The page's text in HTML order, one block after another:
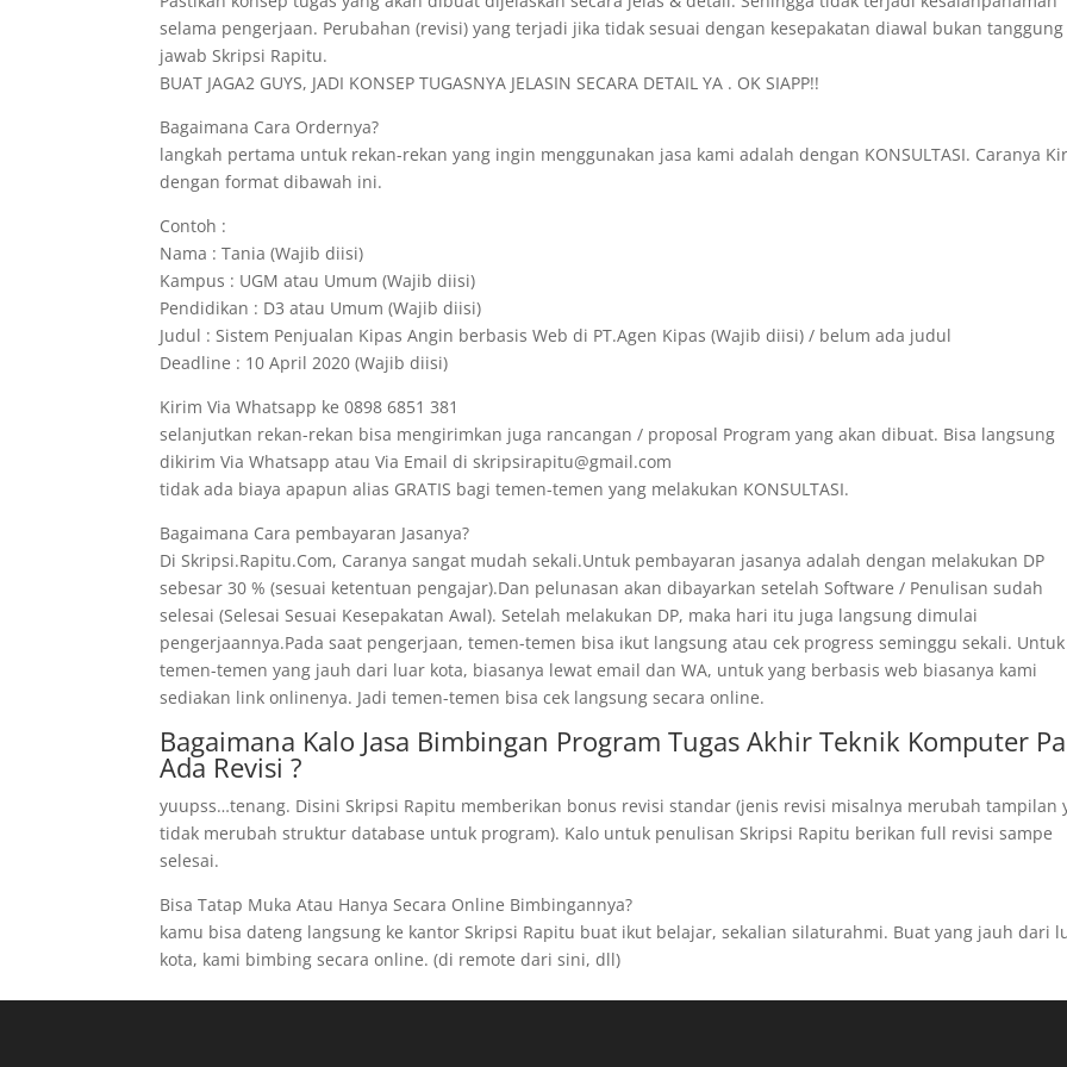
selama pengerjaan. Perubahan (revisi) yang terjadi jika tidak sesuai dengan kesepakatan diawal bukan tanggung
jawab Skripsi Rapitu.
BUAT JAGA2 GUYS, JADI KONSEP TUGASNYA JELASIN SECARA DETAIL YA . OK SIAPP!!
Bagaimana Cara Ordernya?
langkah pertama untuk rekan-rekan yang ingin menggunakan jasa kami adalah dengan KONSULTASI. Caranya
dengan format dibawah ini.
Contoh :
Nama : Tania (Wajib diisi)
Kampus : UGM atau Umum (Wajib diisi)
Pendidikan : D3 atau Umum (Wajib diisi)
Judul : Sistem Penjualan Kipas Angin berbasis Web di PT.Agen Kipas (Wajib diisi) / belum ada judul
Deadline : 10 April 2020 (Wajib diisi)
Kirim Via Whatsapp ke 0898 6851 381
selanjutkan rekan-rekan bisa mengirimkan juga rancangan / proposal Program yang akan dibuat. Bisa langsung
dikirim Via Whatsapp atau Via Email di skripsirapitu@gmail.com
tidak ada biaya apapun alias GRATIS bagi temen-temen yang melakukan KONSULTASI.
Bagaimana Cara pembayaran Jasanya?
Di Skripsi.Rapitu.Com, Caranya sangat mudah sekali.Untuk pembayaran jasanya adalah dengan melakukan DP
sebesar 30 % (sesuai ketentuan pengajar).Dan pelunasan akan dibayarkan setelah Software / Penulisan sudah
selesai (Selesai Sesuai Kesepakatan Awal). Setelah melakukan DP, maka hari itu juga langsung dimulai
pengerjaannya.Pada saat pengerjaan, temen-temen bisa ikut langsung atau cek progress seminggu sekali. Untuk
temen-temen yang jauh dari luar kota, biasanya lewat email dan WA, untuk yang berbasis web biasanya kami
sediakan link onlinenya. Jadi temen-temen bisa cek langsung secara online.
Bagaimana Kalo Jasa Bimbingan Program Tugas Akhir Teknik Komputer
Ada Revisi ?
yuupss…tenang. Disini Skripsi Rapitu memberikan bonus revisi standar (jenis revisi misalnya merubah tampilan
tidak merubah struktur database untuk program). Kalo untuk penulisan Skripsi Rapitu berikan full revisi sampe
selesai.
Bisa Tatap Muka Atau Hanya Secara Online Bimbingannya?
kamu bisa dateng langsung ke kantor Skripsi Rapitu buat ikut belajar, sekalian silaturahmi. Buat yang jauh dari
kota, kami bimbing secara online. (di remote dari sini, dll)